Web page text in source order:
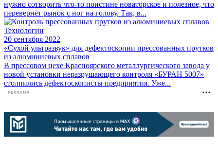
нужно сотворить что-то поистине новаторское и полезное, что
перевернёт рынок с ног на голову. Так, в...
Технологии
20 сентября 2022
«Сухой ультразвук» для дефектоскопии прессованных прутков
из алюминиевых сплавов
В прессовом цехе Красноярского металлургического завода у
новой установки неразрушающего контроля «БУРАН 5007»
столпились дефектоскописты предприятия. Уже...
РЕКЛАМА